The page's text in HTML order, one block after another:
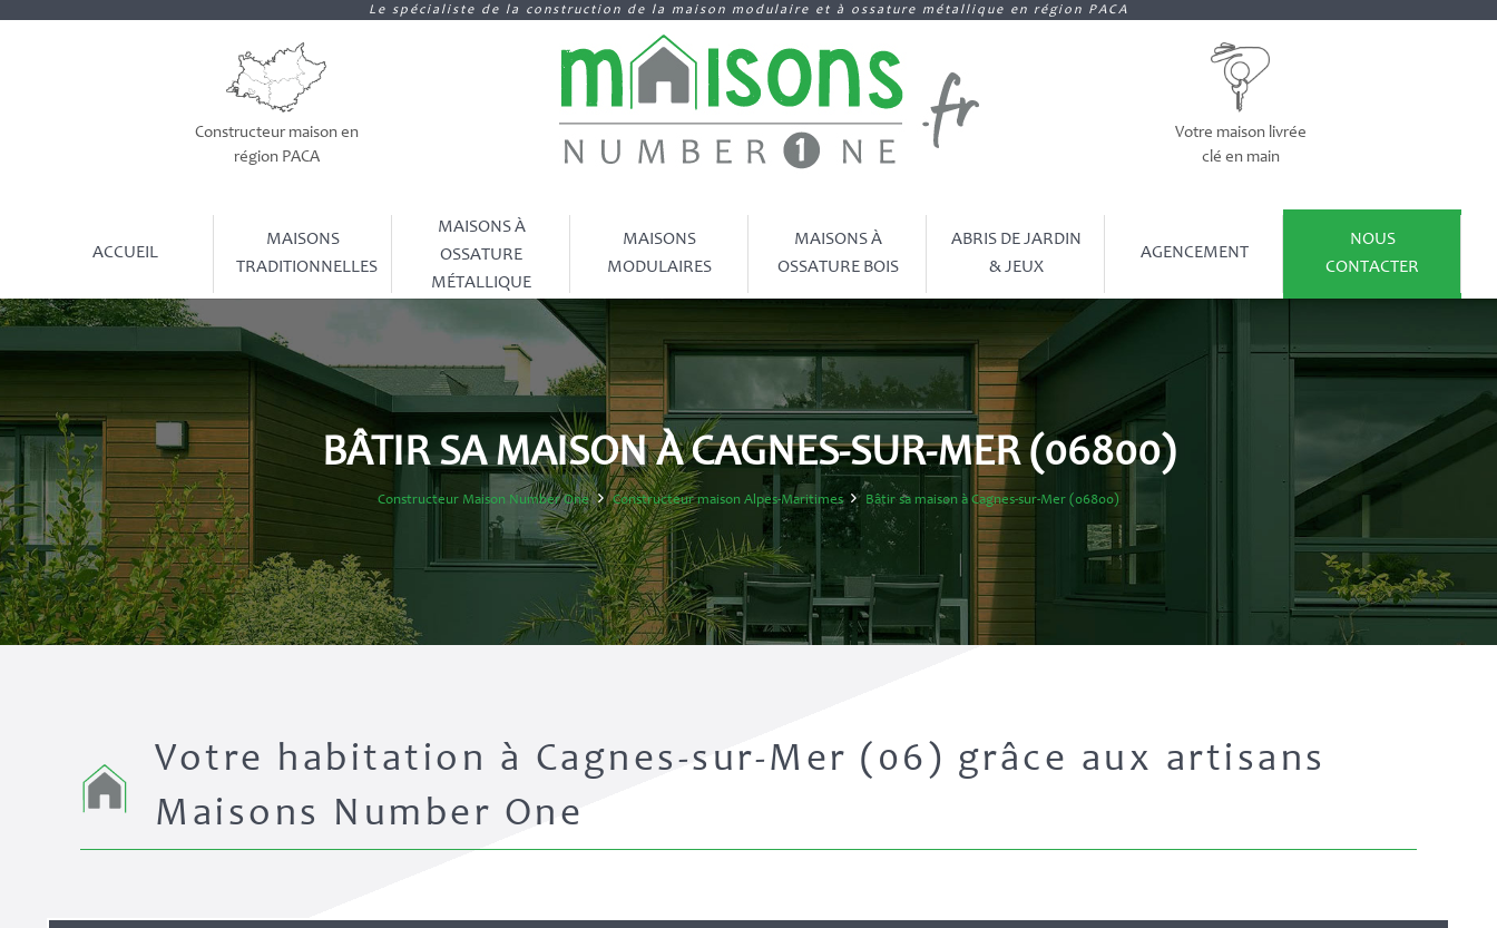
Le spécialiste de la construction de la maison modulaire et à ossature métallique en région PACA
Constructeur maison en
région PACA
Votre maison livrée
clé en main
ACCUEIL
MAISONS
TRADITIONNELLES
MAISONS À
OSSATURE
MÉTALLIQUE
MAISONS
MODULAIRES
MAISONS À
OSSATURE BOIS
ABRIS DE JARDIN
& JEUX
AGENCEMENT
NOUS
CONTACTER
BÂTIR SA MAISON À CAGNES-SUR-MER (06800)
Constructeur Maison Number One Constructeur maison Alpes-Maritimes Bâtir sa maison à Cagnes-sur-Mer (06800)
Votre habitation à Cagnes-sur-Mer (06) grâce aux artisans
Maisons Number One